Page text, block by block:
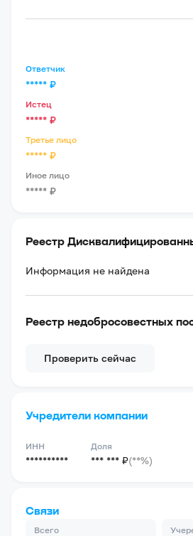
Ответчик
***** ₽
Истец
***** ₽
Третье лицо
***** ₽
Иное лицо
***** ₽
Реестр
Информация не найдена
Реестр недобросовестных
Проверить сейчас
Учредители компании
ИНН
**********
Доля
*** *** ₽(**%)
Связи
Всего